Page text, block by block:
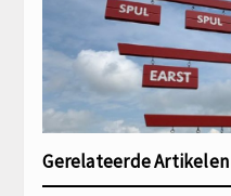
Gerelateerde Artikelen